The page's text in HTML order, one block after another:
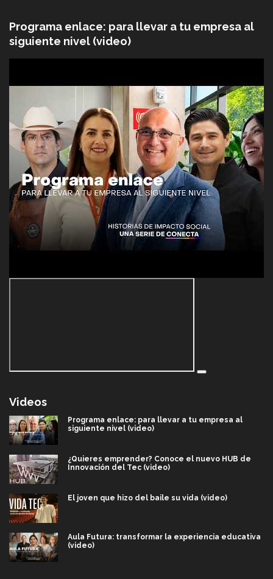
Programa enlace: para llevar a tu empresa al
siguiente nivel (video)
Videos
Programa enlace: para llevar a tu empresa al
siguiente nivel (video)
¿Quieres emprender? Conoce el nuevo HUB de
Innovación del Tec (video)
El joven que hizo del baile su vida (video)
Aula Futura: transformar la experiencia educativa
(video)